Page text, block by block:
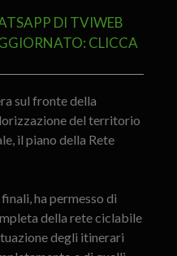
DI TVIWEB
CLICCA
sul fronte della
del territorio
il piano della Rete
ha permesso di
della rete ciclabile
degli itinerari